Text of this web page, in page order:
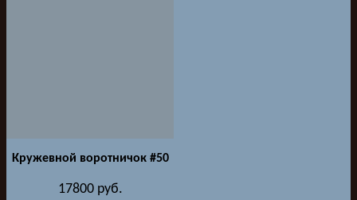
Кружевной воротничок #50
17800руб.